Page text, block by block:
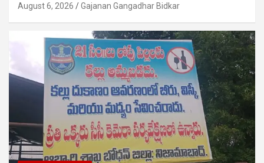
August 6, 2026 Gajanan Gangadhar Bidkar